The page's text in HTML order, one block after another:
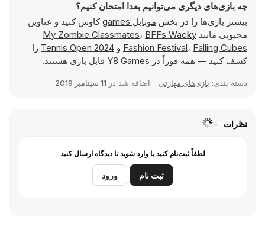
چه بازی‌های دیگری می‌توانیم بعدا امتحان کنیم؟
بیشتر بازی‌ها را در بخش موبایل games
کاوش کنید و عناوین
محبوبی مانند
My Zombie Classmates، BFFs Wacky
Fashion Festival، Falling Cubes و Tennis Open 2024 را
کشف کنید — همه فوراً در Y8 Games قابل بازی هستند.
دسته بندی: بازی‌های مهارتی اضافه شد در 11 سپتامبر 2019
نظرات
لطفاً ثبت‌نام کنید یا وارد شوید تا دیدگاه ارسال کنید
ثبت نام ورود